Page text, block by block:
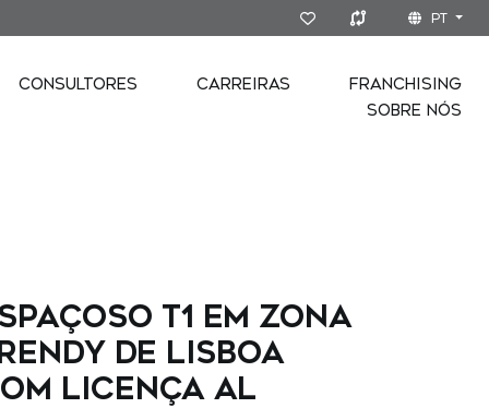
PT
CONSULTORES CARREIRAS
FRANCHISING
SOBRE NÓS
T1 em zona
de Lisboa
licença AL